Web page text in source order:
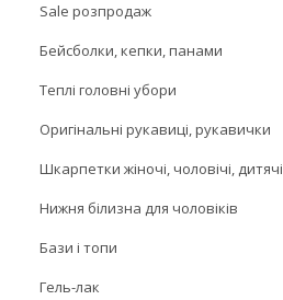
Sale розпродаж
Бейсболки, кепки, панами
Теплі головні убори
Оригінальні рукавиці, рукавички
Шкарпетки жіночі, чоловічі, дитячі
Нижня білизна для чоловіків
Бази і топи
Гель-лак